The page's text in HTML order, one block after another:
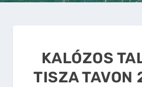
KALÓZOS
TISZA